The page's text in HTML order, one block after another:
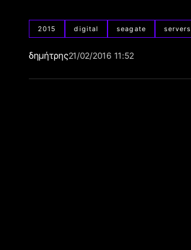
2015 digital seagate servers
δημήτρης21/02/2016 11:52